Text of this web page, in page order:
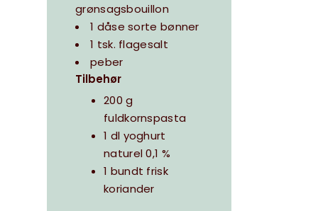
grønsagsbouillon
1 dåse sorte bønner
1 tsk. flagesalt
peber
Tilbehør
200 g
fuldkornspasta
1 dl yoghurt
naturel 0,1 %
1 bundt frisk
koriander